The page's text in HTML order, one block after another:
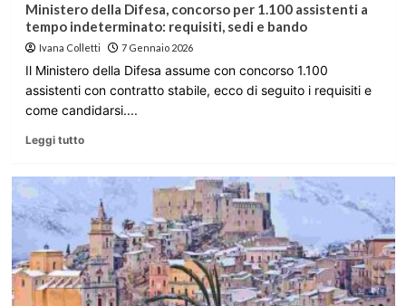
Ministero della Difesa, concorso per 1.100 assistenti a
tempo indeterminato: requisiti, sedi e bando
Ivana Colletti 7 Gennaio 2026
Il Ministero della Difesa assume con concorso 1.100
assistenti con contratto stabile, ecco di seguito i requisiti e
come candidarsi....
Leggi tutto